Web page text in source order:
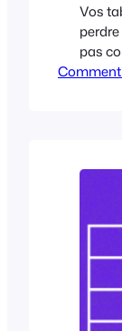
Vos
pas
une
vous
texte,